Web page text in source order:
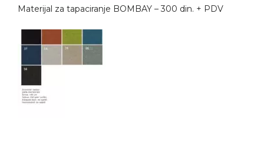
Materijal za tapaciranje BOMBAY – 300 din. + PDV